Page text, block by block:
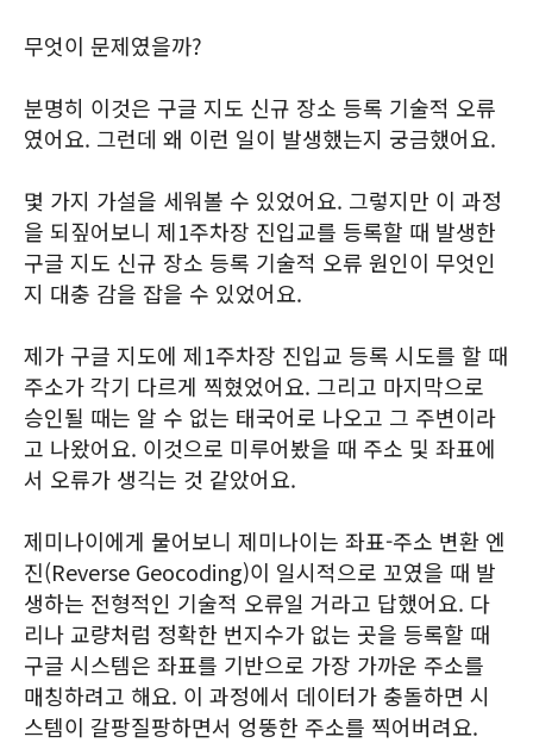
무엇이 문제였을까?
분명히 이것은 구글 지도 신규 장소 등록 기술적 오류
였어요. 그런데 왜 이런 일이 발생했는지 궁금했어요.
몇 가지 가설을 세워볼 수 있었어요. 그렇지만 이 과정
을 되짚어보니 제1주차장 진입교를 등록할 때 발생한
구글 지도 신규 장소 등록 기술적 오류 원인이 무엇인
지 대충 감을 잡을 수 있었어요.
제가 구글 지도에 제1주차장 진입교 등록 시도를 할 때
주소가 각기 다르게 찍혔었어요. 그리고 마지막으로
승인될 때는 알 수 없는 태국어로 나오고 그 주변이라
고 나왔어요. 이것으로 미루어봤을 때 주소 및 좌표에
서 오류가 생긱는 것 같았어요.
제미나이에게 물어보니 제미나이는 좌표-주소 변환 엔
진(Reverse Geocoding)이 일시적으로 꼬였을 때 발
생하는 전형적인 기술적 오류일 거라고 답했어요. 다
리나 교량처럼 정확한 번지수가 없는 곳을 등록할 때
구글 시스템은 좌표를 기반으로 가장 가까운 주소를
매칭하려고 해요. 이 과정에서 데이터가 충돌하면 시
스템이 갈팡질팡하면서 엉뚱한 주소를 찍어버려요.